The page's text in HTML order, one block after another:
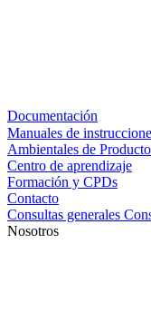
Documentación
Manuales de
Ambientales de
Centro de aprendizaje
Formación y CPDs
Contacto
Consultas generales
Nosotros